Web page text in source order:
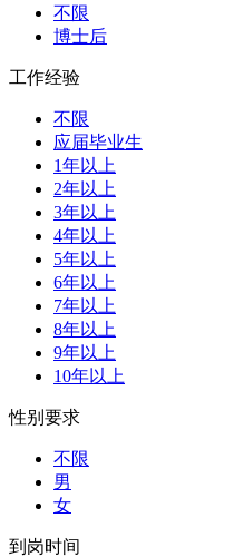
不限
博士后
工作经验
不限
应届毕业生
1年以上
2年以上
3年以上
4年以上
5年以上
6年以上
7年以上
8年以上
9年以上
10年以上
性别要求
不限
男
女
到岗时间